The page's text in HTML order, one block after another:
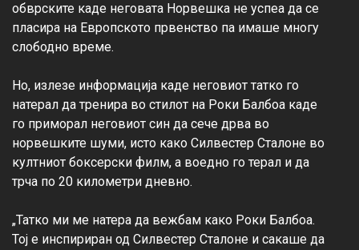
обврските каде неговата Норвешка не успеа да се
пласира на Европското првенство па имаше многу
слободно време.
Но, излезе информација каде неговиот татко го
натерал да тренира во стилот на Роки Балбоа каде
го приморал неговиот син да сече дрва во
норвешките шуми, исто како Силвестер Сталоне во
култниот боксерски филм, а воедно го терал и да
трча по 20 километри дневно.
„Татко ми ме натера да вежбам како Роки Балбоа.
Тој е инспириран од Силвестер Сталоне и сакаше да